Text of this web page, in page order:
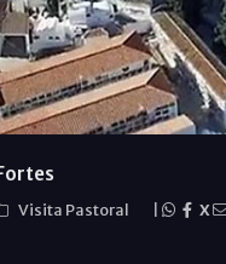
Visita Pastoral X